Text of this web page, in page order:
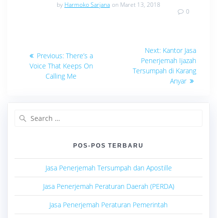
by Harmoko Sarjana on Maret 13, 2018
0
pos
Previous: Previous
post:
There’s a
Voice That Keeps On
Calling Me
Next: Next
post:
Kantor Jasa
Penerjemah Ijazah
Tersumpah di Karang
Anyar
POS-POS TERBARU
Jasa Penerjemah Tersumpah dan Apostille
Jasa Penerjemah Peraturan Daerah (PERDA)
Jasa Penerjemah Peraturan Pemerintah